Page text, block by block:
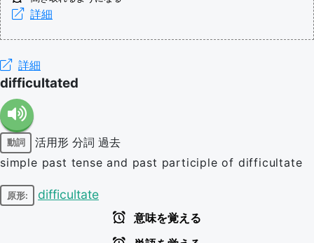
詳細
詳細
difficultated
動詞 活用形 分詞 過去
simple past tense and past participle of difficultate
原形: difficultate
意味を覚える